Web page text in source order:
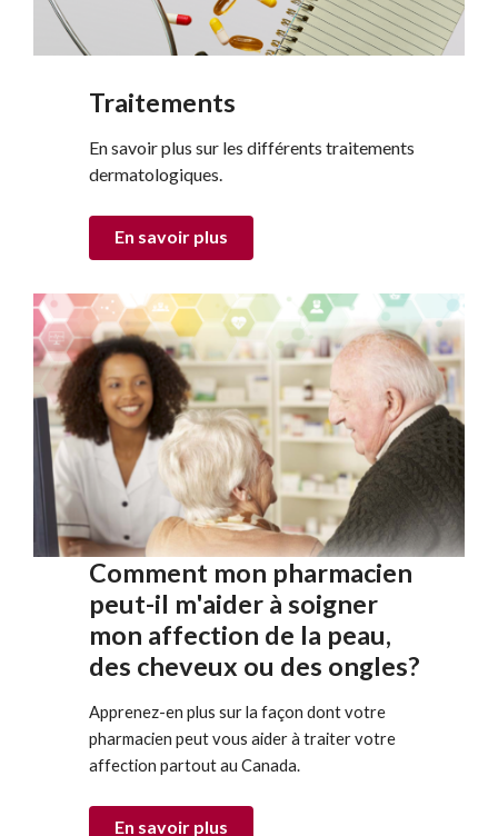
Traitements
En savoir plus sur les différents traitements
dermatologiques.
En savoir plus
Comment mon pharmacien
peut-il m'aider à soigner
mon affection de la peau,
des cheveux ou des ongles?
Apprenez-en plus sur la façon dont votre
pharmacien peut vous aider à traiter votre
affection partout au Canada.
En savoir plus